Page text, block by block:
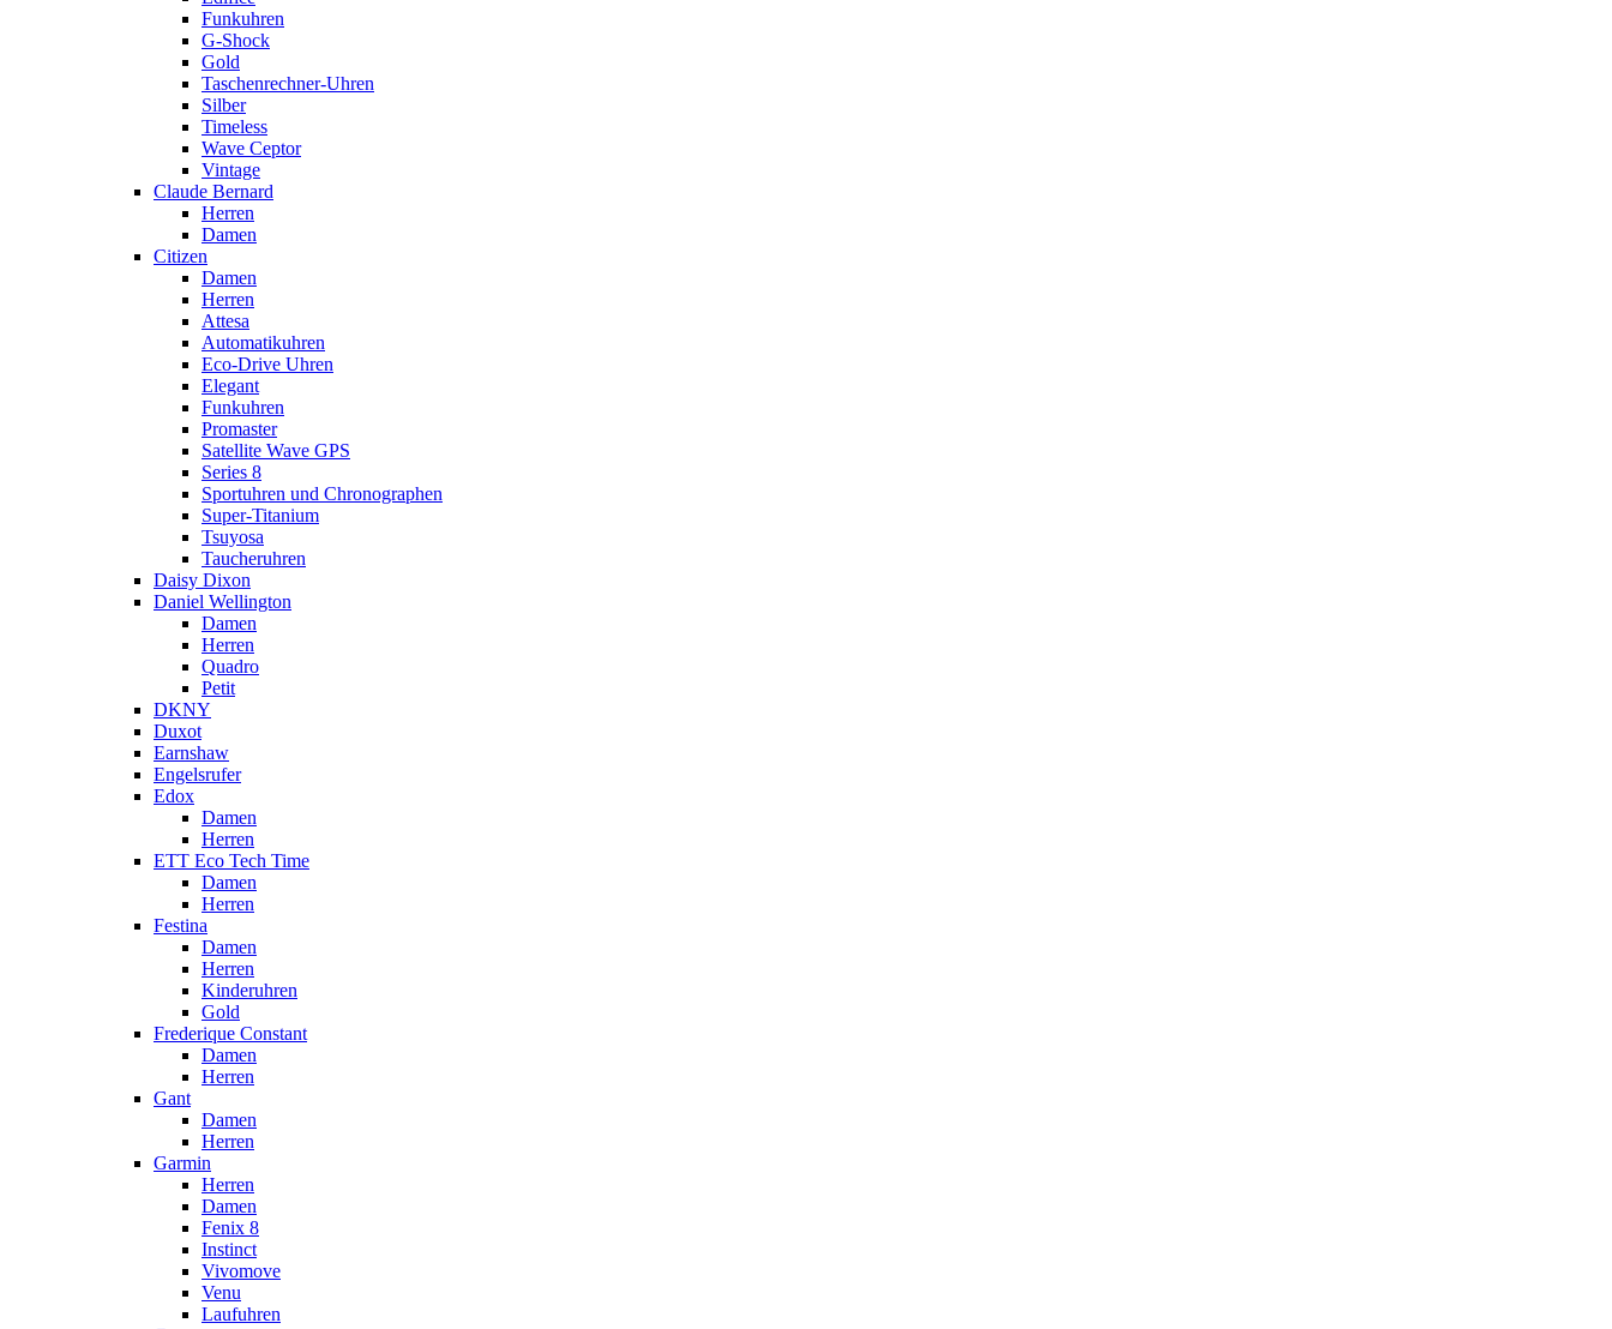
Funkuhren
G-Shock
Gold
Taschenrechner-Uhren
Silber
Timeless
Wave Ceptor
Vintage
Claude Bernard
Herren
Damen
Citizen
Damen
Herren
Attesa
Automatikuhren
Eco-Drive Uhren
Elegant
Funkuhren
Promaster
Satellite Wave GPS
Series 8
Sportuhren und Chronographen
Super-Titanium
Tsuyosa
Taucheruhren
Daisy Dixon
Daniel Wellington
Damen
Herren
Quadro
Petit
DKNY
Duxot
Earnshaw
Engelsrufer
Edox
Damen
Herren
ETT Eco Tech Time
Damen
Herren
Festina
Damen
Herren
Kinderuhren
Gold
Frederique Constant
Damen
Herren
Gant
Damen
Herren
Garmin
Herren
Damen
Fenix 8
Instinct
Vivomove
Venu
Laufuhren